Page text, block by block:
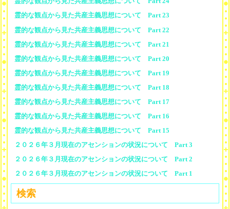
霊的な観点から見た共産主義思想について Part 23
霊的な観点から見た共産主義思想について Part 22
霊的な観点から見た共産主義思想について Part 21
霊的な観点から見た共産主義思想について Part 20
霊的な観点から見た共産主義思想について Part 19
霊的な観点から見た共産主義思想について Part 18
霊的な観点から見た共産主義思想について Part 17
霊的な観点から見た共産主義思想について Part 16
霊的な観点から見た共産主義思想について Part 15
２０２６年３月現在のアセンションの状況について Part 3
２０２６年３月現在のアセンションの状況について Part 2
２０２６年３月現在のアセンションの状況について Part 1
検索